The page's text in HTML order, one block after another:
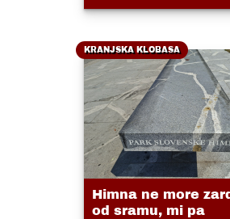
KRANJSKA KLOBASA
Himna ne more
od sramu, mi pa